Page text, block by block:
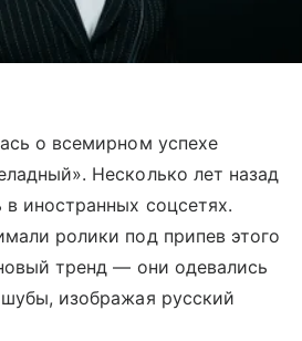
о всемирном успехе
Несколько лет назад
в иностранных соцсетях.
ролики под припев этого
тренд — они одевались
изображая русский